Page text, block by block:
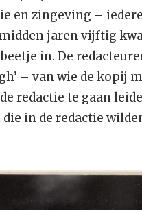
en zingeving –
jaren vijftig
in. De
– van wie de kopij
redactie te gaan
in de redactie